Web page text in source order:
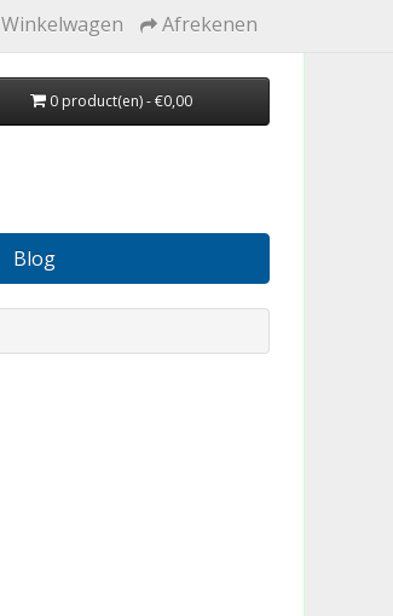
Winkelwagen Afrekenen
0 product(en) - €0,00
Blog